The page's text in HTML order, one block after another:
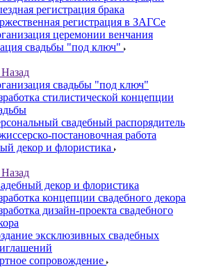
регистрация брака
регистрация в ЗАГСе
церемонии венчания
свадьбы "под ключ"
Назад
свадьбы "под ключ"
стилистической концепции
свадебный распорядитель
постановочная работа
декор и флористика
Назад
декор и флористика
концепции свадебного декора
дизайн-проекта свадебного
эксклюзивных свадебных
сопровождение